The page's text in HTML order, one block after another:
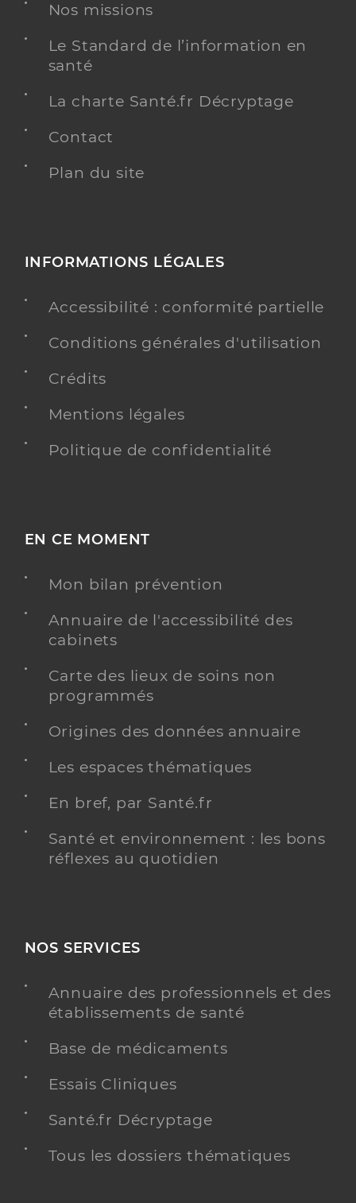
Nos missions
Le Standard de l’information en
santé
La charte Santé.fr Décryptage
Contact
Plan du site
INFORMATIONS LÉGALES
Accessibilité : conformité partielle
Conditions générales d'utilisation
Crédits
Mentions légales
Politique de confidentialité
EN CE MOMENT
Mon bilan prévention
Annuaire de l'accessibilité des
cabinets
Carte des lieux de soins non
programmés
Origines des données annuaire
Les espaces thématiques
En bref, par Santé.fr
Santé et environnement : les bons
réflexes au quotidien
NOS SERVICES
Annuaire des professionnels et des
établissements de santé
Base de médicaments
Essais Cliniques
Santé.fr Décryptage
Tous les dossiers thématiques